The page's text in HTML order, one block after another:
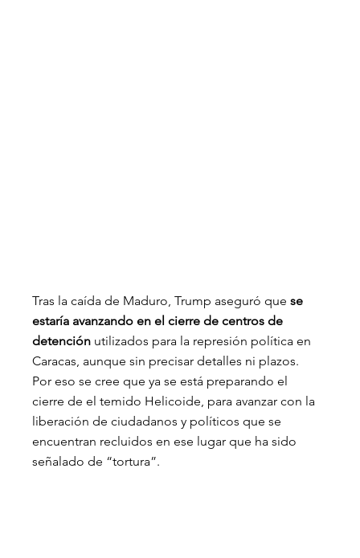
Tras la caída de Maduro, Trump aseguró que se
estaría avanzando en el cierre de centros de
detención utilizados para la represión política en
Caracas, aunque sin precisar detalles ni plazos.
Por eso se cree que ya se está preparando el
cierre de el temido Helicoide, para avanzar con la
liberación de ciudadanos y políticos que se
encuentran recluidos en ese lugar que ha sido
señalado de “tortura”.